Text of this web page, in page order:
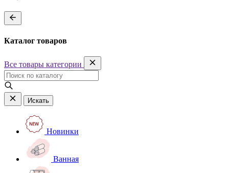
Каталог товаров
Все товары категории
Искать
Новинки
Ванная